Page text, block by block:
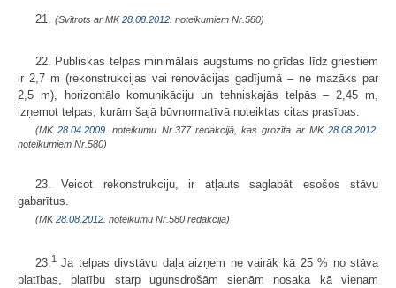
21. (Svītrots ar MK28.08.2012. noteikumiem Nr.580)
22. Publiskas telpas minimālais augstums no grīdas līdz griestiem
ir 2,7 m (rekonstrukcijas vai renovācijas gadījumā – ne mazāks par
2,5 m), horizontālo komunikāciju un tehniskajās telpās – 2,45 m,
izņemot telpas, kurām šajā būvnormatīvā noteiktas citas prasības.
(MK28.04.2009. noteikumu Nr.377 redakcijā, kas grozīta ar MK28.08.2012.
noteikumiem Nr.580)
23. Veicot rekonstrukciju, ir atļauts saglabāt esošos stāvu
gabarītus.
(MK28.08.2012. noteikumu Nr.580 redakcijā)
23.1 Ja telpas divstāvu daļa aizņem ne vairāk kā 25 % no stāva
platības, platību starp ugunsdrošām sienām nosaka kā vienam